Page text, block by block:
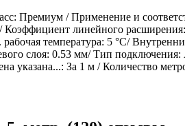
Премиум / Применение и
линейного
температура: 5 °С/
слоя: 0.53 мм/ Тип
За 1 м / Количество